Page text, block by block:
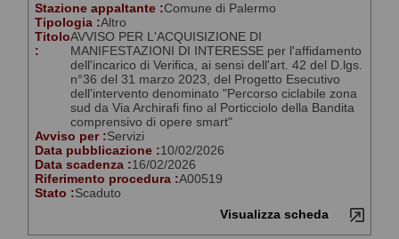
Stazione appaltante :Comune di Palermo
Tipologia :Altro
Titolo
:
AVVISO PER L'ACQUISIZIONE DI
MANIFESTAZIONI DI INTERESSE per l'affidamento
dell'incarico di Verifica, ai sensi dell'art. 42 del D.lgs.
n°36 del 31 marzo 2023, del Progetto Esecutivo
dell'intervento denominato "Percorso ciclabile zona
sud da Via Archirafi fino al Porticciolo della Bandita
comprensivo di opere smart"
Avviso per :Servizi
Data pubblicazione :10/02/2026
Data scadenza :16/02/2026
Riferimento procedura :A00519
Stato :Scaduto
Visualizza scheda